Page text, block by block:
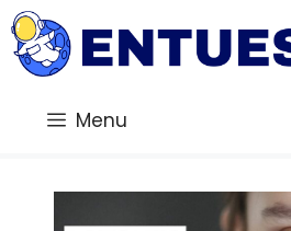
Saltar
al
contenido
Menu